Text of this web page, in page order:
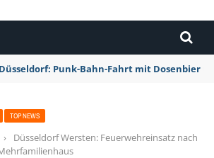
Düsseldorf: Punk-Bahn-Fahrt mit Dosenbier
TOP NEWS
›
Düsseldorf Wersten: Feuerwehreinsatz nach